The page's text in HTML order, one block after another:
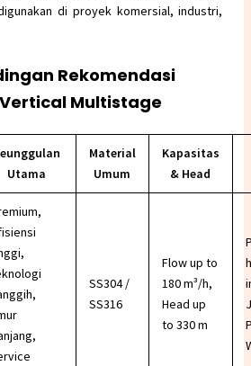
di proyek komersial, industri,
Rekomendasi
Multistage
Utama
Material
Umum
Kapasitas
& Head
SS304 /
SS316
Flow up to
180 m³/h,
Head up
to 330 m